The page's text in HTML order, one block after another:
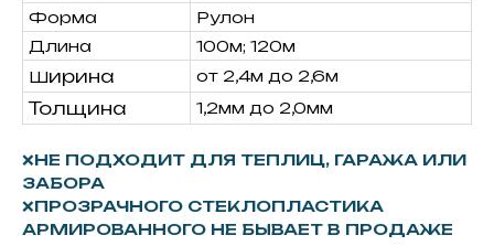
Форма
Рулон
Длина
100м; 120м
Ширина от 2,4м до 2,6м
Толщина 1,2мм до 2,0мм
❌НЕ ПОДХОДИТ ДЛЯ ТЕПЛИЦ, ГАРАЖА ИЛИ
ЗАБОРА
❌ПРОЗРАЧНОГО СТЕКЛОПЛАСТИКА
АРМИРОВАННОГО НЕ БЫВАЕТ В ПРОДАЖЕ